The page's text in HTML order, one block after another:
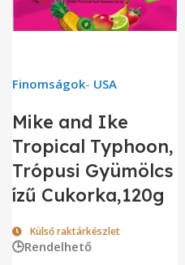
Finomságok- USA
Mike and Ike
Tropical Typhoon,
Trópusi Gyümölcs
ízű Cukorka,120g
Külső raktárkészlet
🕒Rendelhető